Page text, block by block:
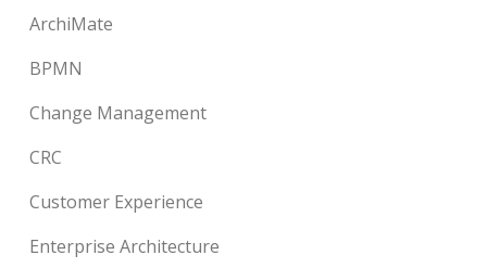
ArchiMate
BPMN
Change Management
CRC
Customer Experience
Enterprise Architecture